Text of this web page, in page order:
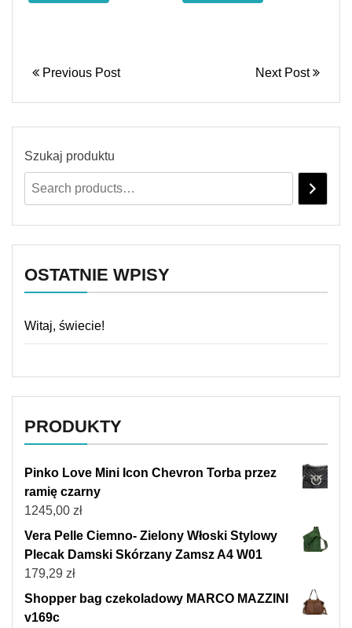
Previous Post Next Post
Szukaj produktu
OSTATNIE WPISY
Witaj, świecie!
PRODUKTY
Pinko Love Mini Icon Chevron Torba przez
ramię czarny
1245,00 zł
Vera Pelle Ciemno- Zielony Włoski Stylowy
Plecak Damski Skórzany Zamsz A4 W01
179,29 zł
Shopper bag czekoladowy MARCO MAZZINI
v169c